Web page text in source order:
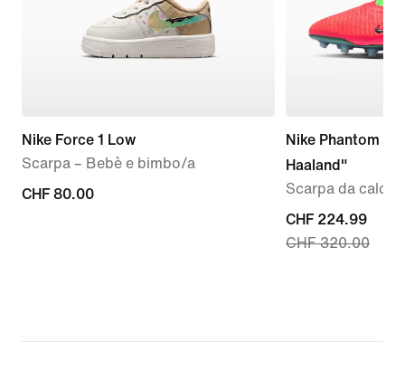
Nike Force 1 Low
Scarpa – Bebè e bimbo/a
CHF
CHF 80.00
Nike Phantom 6
Haaland"
Scarpa da
current
price
price
CHF 224.99
CHF 320.00